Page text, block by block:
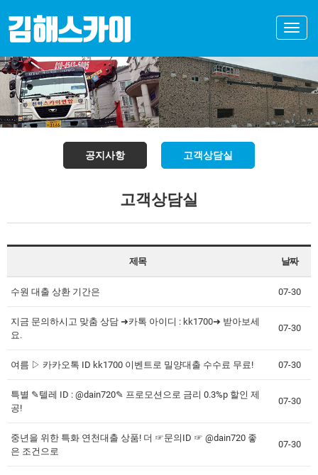
Toggle
공지사항 고객상담실
고객상담실
제목 날짜
수원 대출 상환 기간은 07-30
지금 문의하시고 맞춤 상담 ➜카톡 아이디 : kk1700➜ 받아보세
요.
07-30
여름 ▷ 카카오톡 ID kk1700 이벤트로 밀양대출 수수료 무료! 07-30
특별 ✎텔레 ID : @dain720✎ 프로모션으로 금리 0.3%p 할인 제
공!
07-30
중년을 위한 특화 연천대출 상품! 더 ☞문의ID ☞ @dain720 좋
은 조건으로
07-30